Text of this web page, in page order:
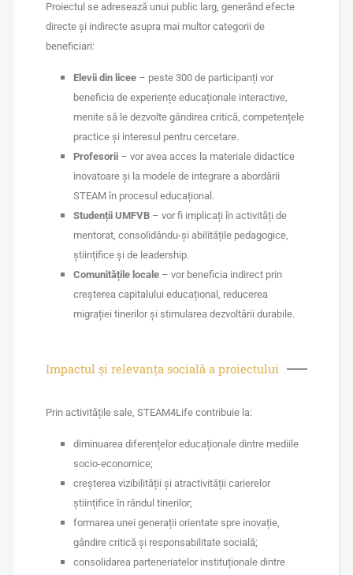
Proiectul se adresează unui public larg, generând efecte
directe și indirecte asupra mai multor categorii de
beneficiari:
Elevii din licee– peste 300 de participanți vor
beneficia de experiențe educaționale interactive,
menite să le dezvolte gândirea critică, competențele
practice și interesul pentru cercetare.
Profesorii– vor avea acces la materiale didactice
inovatoare și la modele de integrare a abordării
STEAM în procesul educațional.
Studenții UMFVB– vor fi implicați în activități de
mentorat, consolidându-și abilitățile pedagogice,
științifice și de leadership.
Comunitățile locale– vor beneficia indirect prin
creșterea capitalului educațional, reducerea
migrației tinerilor și stimularea dezvoltării durabile.
Impactul și relevanța socială a proiectului
Prin activitățile sale, STEAM4Life contribuie la:
diminuarea diferențelor educaționale dintre mediile
socio-economice;
creșterea vizibilității și atractivității carierelor
științifice în rândul tinerilor;
formarea unei generații orientate spre inovație,
gândire critică și responsabilitate socială;
consolidarea parteneriatelor instituționale dintre